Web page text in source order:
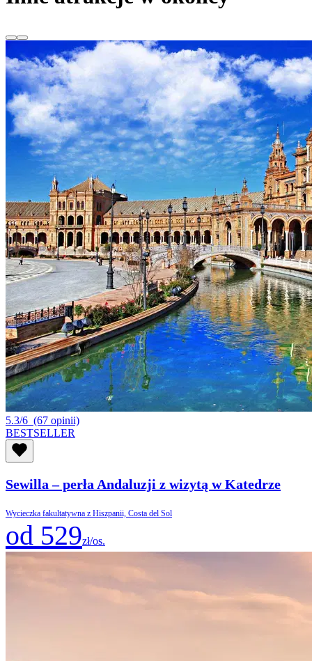
5.3/6 (67 opinii)
BESTSELLER
Sewilla – perła Andaluzji z wizytą w Katedrze
Wycieczka fakultatywna z Hiszpanii, Costa del Sol
od 529zł/os.